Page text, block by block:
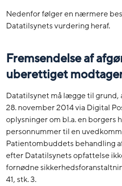
Nedenfor følger en nærmere
Datatilsynets vurdering heraf.
Fremsendelse af
uberettiget
Datatilsynet må lægge til
28. november 2014 via Digital
oplysninger om bl.a. en borgers
personnummer til en
Patientombuddets behandling
efter Datatilsynets opfattelse
fornødne
41, stk. 3.